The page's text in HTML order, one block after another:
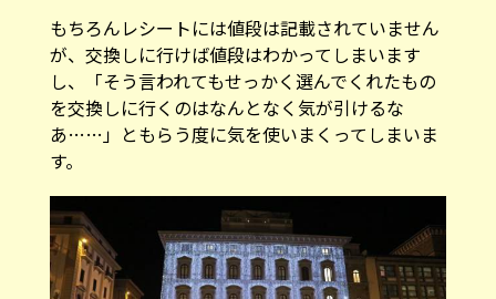
もちろんレシートには値段は記載されていません
が、交換しに行けば値段はわかってしまいます
し、「そう言われてもせっかく選んでくれたもの
を交換しに行くのはなんとなく気が引けるな
あ……」ともらう度に気を使いまくってしまいま
す。